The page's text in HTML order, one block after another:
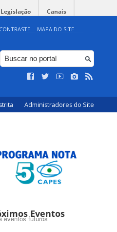
Legislação Canais
MAPA DO SITE
Administradores do Site
Eventos
eventos futuros